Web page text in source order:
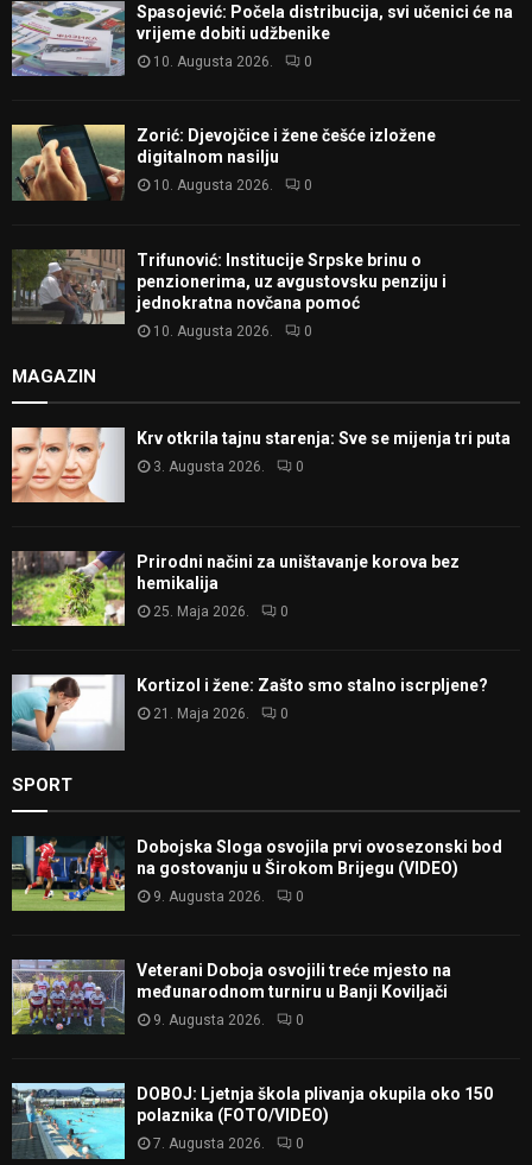
Spasojević: Počela distribucija, svi učenici će na
vrijeme dobiti udžbenike
10. Augusta 2026. 0
Zorić: Djevojčice i žene češće izložene
digitalnom nasilju
10. Augusta 2026. 0
Trifunović: Institucije Srpske brinu o
penzionerima, uz avgustovsku penziju i
jednokratna novčana pomoć
10. Augusta 2026. 0
MAGAZIN
Krv otkrila tajnu starenja: Sve se mijenja tri puta
3. Augusta 2026. 0
Prirodni načini za uništavanje korova bez
hemikalija
25. Maja 2026. 0
Kortizol i žene: Zašto smo stalno iscrpljene?
21. Maja 2026. 0
SPORT
Dobojska Sloga osvojila prvi ovosezonski bod
na gostovanju u Širokom Brijegu (VIDEO)
9. Augusta 2026. 0
Veterani Doboja osvojili treće mjesto na
međunarodnom turniru u Banji Koviljači
9. Augusta 2026. 0
DOBOJ: Ljetnja škola plivanja okupila oko 150
polaznika (FOTO/VIDEO)
7. Augusta 2026. 0